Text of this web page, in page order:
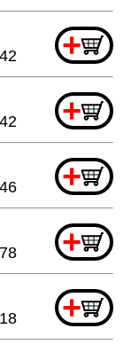
+
+
+
+
+